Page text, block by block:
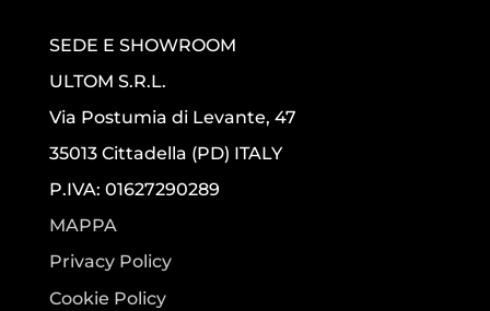
SEDE E SHOWROOM
ULTOM S.R.L.
Via Postumia di Levante, 47
35013 Cittadella (PD) ITALY
P.IVA: 01627290289
MAPPA
Privacy Policy
Cookie Policy